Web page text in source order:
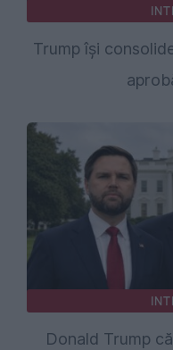
Trump își
Donald Trump